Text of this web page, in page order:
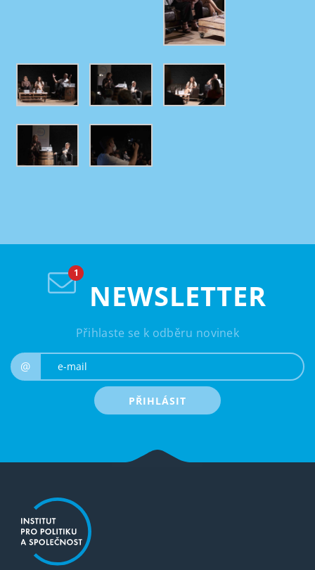
NEWSLETTER
Přihlaste se k odběru novinek
@
PŘIHLÁSIT